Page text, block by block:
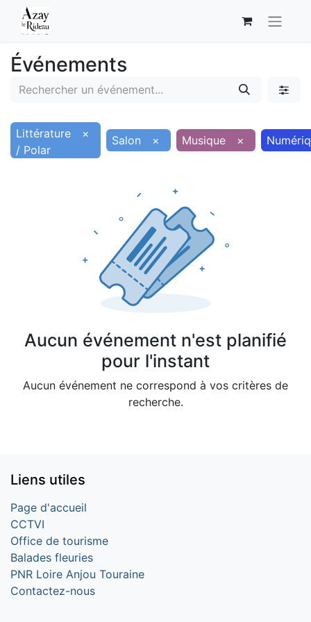
Événements
Littérature
/ Polar
× Salon × Musique ×
Aucun événement n'est planifié
pour l'instant
Aucun événement ne correspond à vos critères de
recherche.
Liens utiles
Page d'accueil
CCTVI
Office de tourisme
Balades fleuries
PNR Loire Anjou Touraine
Contactez-nous